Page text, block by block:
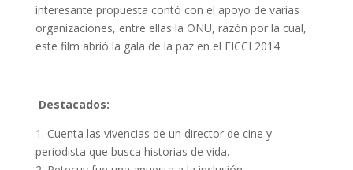
interesante propuesta contó con el apoyo de varias
organizaciones, entre ellas la ONU, razón por la cual,
este film abrió la gala de la paz en el FICCI 2014.
Destacados:
1. Cuenta las vivencias de un director de cine y
periodista que busca historias de vida.